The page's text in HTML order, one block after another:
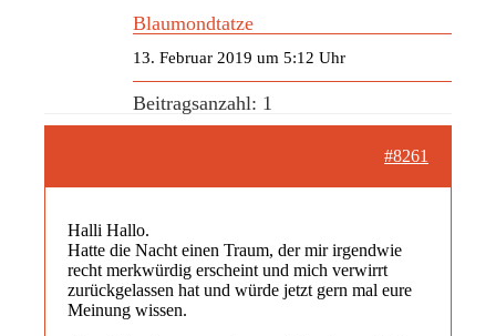
Blaumondtatze
13. Februar 2019 um 5:12 Uhr
Beitragsanzahl: 1
#8261
Halli Hallo.
Hatte die Nacht einen Traum, der mir irgendwie
recht merkwürdig erscheint und mich verwirrt
zurückgelassen hat und würde jetzt gern mal eure
Meinung wissen.